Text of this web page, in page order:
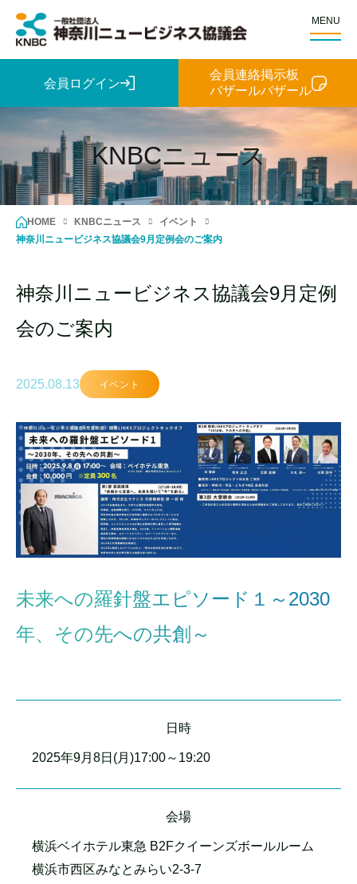
MENU
会員ログイン
会員連絡掲示板
バザールバザール
KNBCニュース
HOME KNBCニュース
イベント
神奈川ニュービジネス協議会9月定例会のご案内
神奈川ニュービジネス協議会9月定例
会のご案内
2025.08.13 イベント
未来への羅針盤エピソード１～2030
年、その先への共創～
日時
2025年9月8日(月)17:00～19:20
会場
横浜ベイホテル東急 B2Fクイーンズボールルーム
横浜市西区みなとみらい2-3-7